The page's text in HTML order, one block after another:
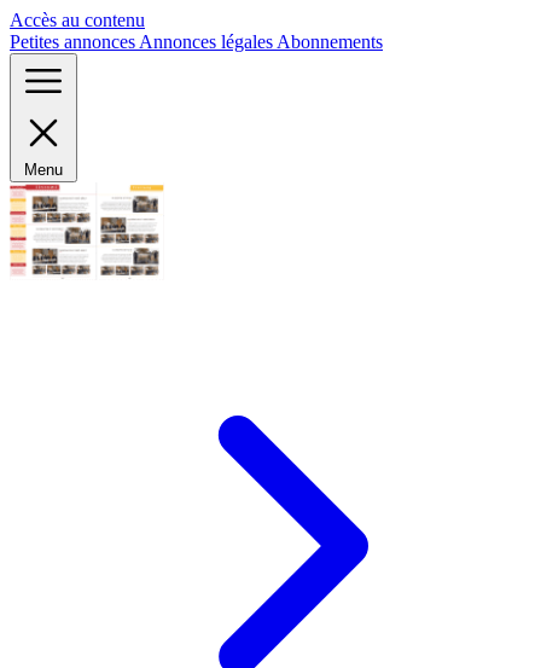
Accès au contenu
Petites annonces Annonces légales Abonnements
Menu
Panneau de gestion des cookies